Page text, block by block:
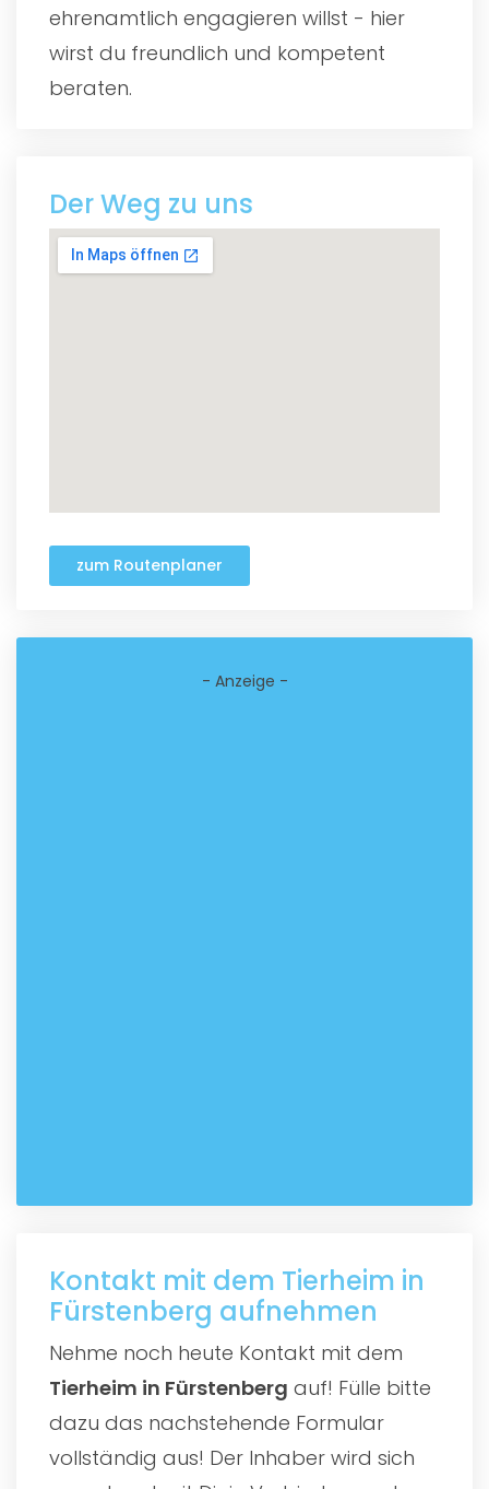
ehrenamtlich engagieren willst - hier
wirst du freundlich und kompetent
beraten.
Der Weg zu uns
zum Routenplaner
- Anzeige -
Kontakt mit dem Tierheim in
Fürstenberg aufnehmen
Nehme noch heute Kontakt mit dem
Tierheim in Fürstenberg auf! Fülle bitte
dazu das nachstehende Formular
vollständig aus! Der Inhaber wird sich